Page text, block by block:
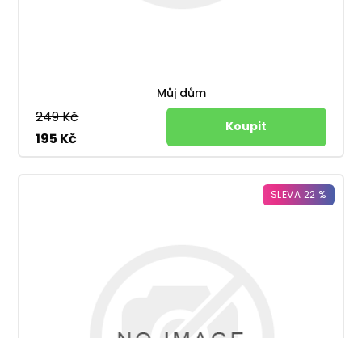
Můj dům
249 Kč
195 Kč
SLEVA 22 %